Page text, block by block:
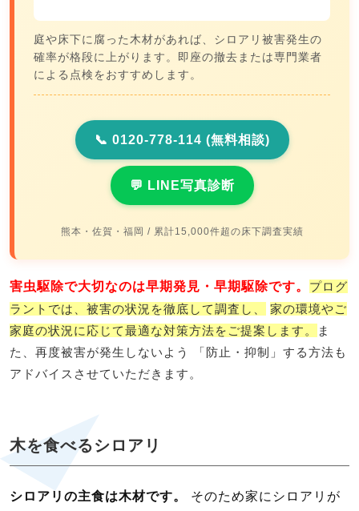
庭や床下に腐った木材があれば、シロアリ被害発生の
確率が格段に上がります。即座の撤去または専門業者
による点検をおすすめします。
📞 0120-778-114 (無料相談)
💬 LINE写真診断
熊本・佐賀・福岡 / 累計15,000件超の床下調査実績
害虫駆除で大切なのは早期発見・早期駆除です。 プログ
ラントでは、被害の状況を徹底して調査し、
家の環境やご
家庭の状況に応じて最適な対策方法をご提案します。
ま
た、再度被害が発生しないよう 「防止・抑制」する方法も
アドバイスさせていただきます。
木を食べるシロアリ
シロアリの主食は木材です。
そのため家にシロアリが